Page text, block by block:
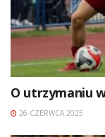
O utrzymaniu
26 CZERWCA 2025